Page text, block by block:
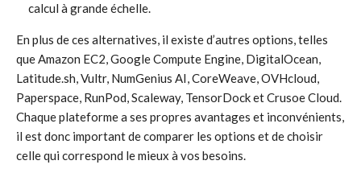
calcul à grande échelle.
En plus de ces alternatives, il existe d’autres options, telles
que Amazon EC2, Google Compute Engine, DigitalOcean,
Latitude.sh, Vultr, NumGenius AI, CoreWeave, OVHcloud,
Paperspace, RunPod, Scaleway, TensorDock et Crusoe Cloud.
Chaque plateforme a ses propres avantages et inconvénients,
il est donc important de comparer les options et de choisir
celle qui correspond le mieux à vos besoins.